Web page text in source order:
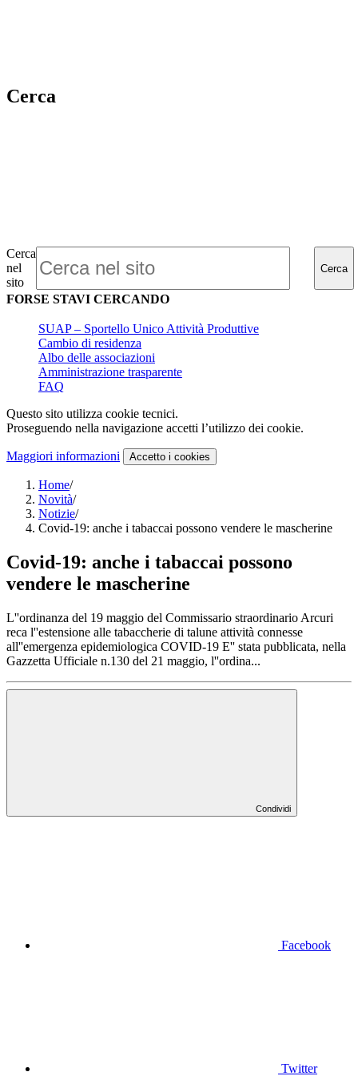
Cerca
Cerca
nel
sito
Cerca
FORSE STAVI CERCANDO
SUAP – Sportello Unico Attività Produttive
Cambio di residenza
Albo delle associazioni
Amministrazione trasparente
FAQ
Questo sito utilizza cookie tecnici.
Proseguendo nella navigazione accetti l’utilizzo dei cookie.
Maggiori informazioni Accetto i cookies
Home/
Novità/
Notizie/
Covid-19: anche i tabaccai possono vendere le mascherine
Covid-19: anche i tabaccai possono
vendere le mascherine
L''ordinanza del 19 maggio del Commissario straordinario Arcuri
reca l''estensione alle tabaccherie di talune attività connesse
all''emergenza epidemiologica COVID-19 E'' stata pubblicata, nella
Gazzetta Ufficiale n.130 del 21 maggio, l''ordina...
Condividi
Facebook
Twitter